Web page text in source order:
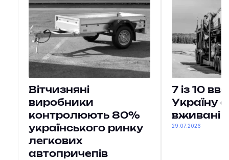
Вітчизняні
виробники
контролюють 80%
українського ринку
легкових
автопричепів
7 із 10
Україну
вживані
29.07.2026